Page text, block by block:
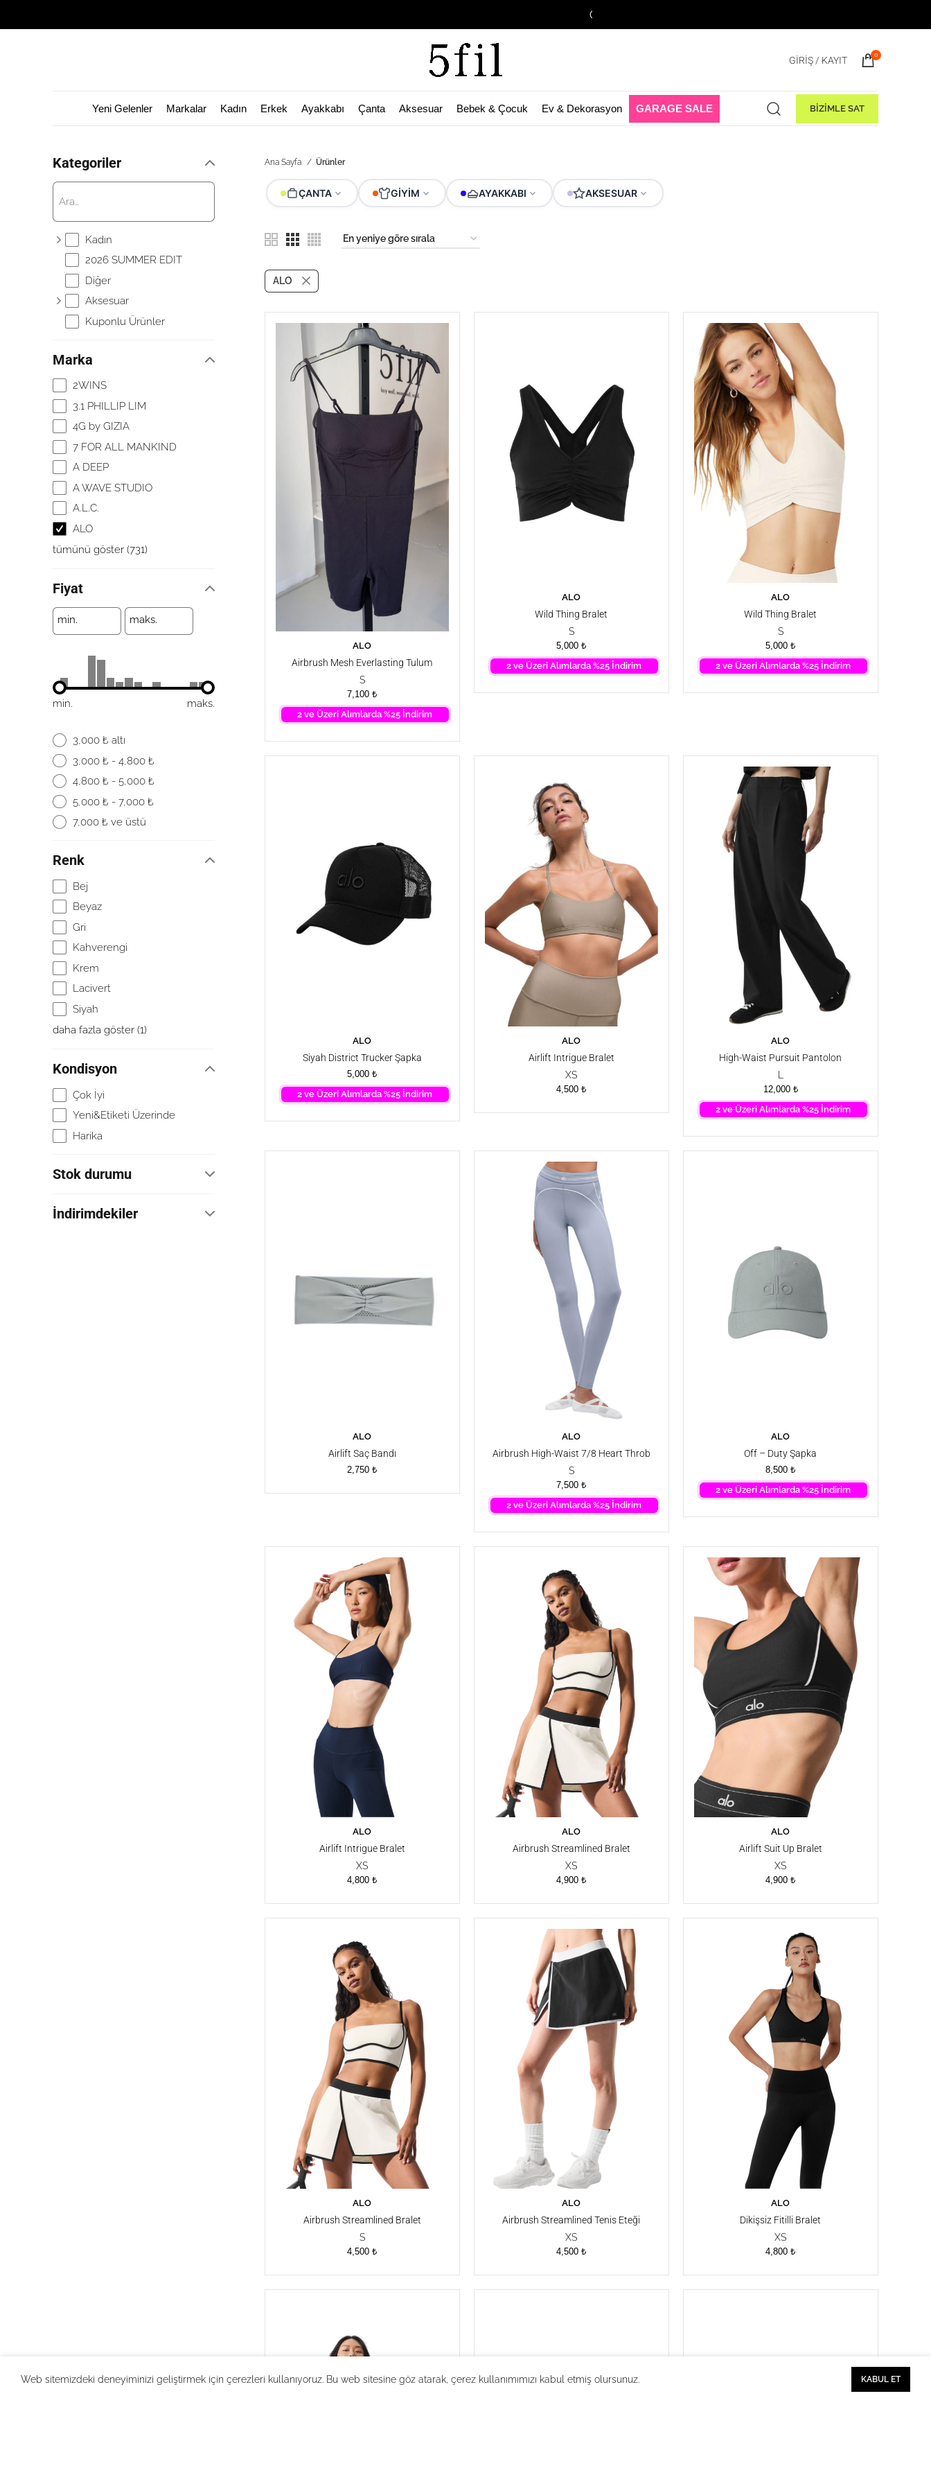
Garage Sale Başladı! 1 Ağustos - 31 Ağustos 2026
GIRIŞ / KAYIT 0
Yeni Gelenler Markalar Kadın Erkek Ayakkabı Çanta Aksesuar Bebek & Çocuk Ev & Dekorasyon GARAGE SALE BİZİMLE SAT
Kategoriler
Kadın
2026 SUMMER EDIT
Diğer
Aksesuar
Kuponlu Ürünler
Marka
2WINS
3.1 PHILLIP LIM
4G by GIZIA
7 FOR ALL MANKIND
A DEEP
A WAVE STUDIO
A.L.C.
ALO
tümünü göster (731)
Fiyat
min. maks.
min. maks.
3,000 ₺ altı
3,000 ₺ - 4,800 ₺
4,800 ₺ - 5,000 ₺
5,000 ₺ - 7,000 ₺
7,000 ₺ ve üstü
Renk
Bej
Beyaz
Gri
Kahverengi
Krem
Lacivert
Siyah
daha fazla göster (1)
Kondisyon
Çok İyi
Yeni&Etiketi Üzerinde
Harika
Stok durumu
Stokta
İndirimdekiler
Ana Sayfa Ürünler
ÇANTA GIYIM AYAKKABI AKSESUAR
ALO
SEPETE EKLE
ALO
Airbrush Mesh Everlasting Tulum
S
7,100₺
2 ve Üzeri Alımlarda %25 İndirim
SEPETE EKLE
ALO
Wild Thing Bralet
S
5,000₺
2 ve Üzeri Alımlarda %25 İndirim
SEPETE EKLE
ALO
Wild Thing Bralet
S
5,000₺
2 ve Üzeri Alımlarda %25 İndirim
SEPETE EKLE
ALO
Siyah District Trucker Şapka
5,000₺
2 ve Üzeri Alımlarda %25 İndirim
SEPETE EKLE
ALO
Airlift Intrigue Bralet
XS
4,500₺
SEPETE EKLE
ALO
High-Waist Pursuit Pantolon
L
12,000 ₺
2 ve Üzeri Alımlarda %25 İndirim
SEPETE EKLE
ALO
Airlift Saç Bandı
2,750₺
SEPETE EKLE
ALO
Airbrush High-Waist 7/8 Heart Throb
Legging Tayt
S
7,500₺
2 ve Üzeri Alımlarda %25 İndirim
SEPETE EKLE
ALO
Off – Duty Şapka
8,500₺
2 ve Üzeri Alımlarda %25 İndirim
SEPETE EKLE
ALO
Airlift Intrigue Bralet
XS
4,800₺
SEPETE EKLE
ALO
Airbrush Streamlined Bralet
XS
4,900₺
SEPETE EKLE
ALO
Airlift Suit Up Bralet
XS
4,900₺
SEPETE EKLE
ALO
Airbrush Streamlined Bralet
S
4,500₺
SEPETE EKLE
ALO
Airbrush Streamlined Tenis Eteği
XS
4,500₺
SEPETE EKLE
ALO
Dikişsiz Fitilli Bralet
XS
4,800₺
Web sitemizdeki deneyiminizi geliştirmek için çerezleri kullanıyoruz. Bu web sitesine göz atarak, çerez kullanımımızı kabul etmiş olursunuz. KABUL ET